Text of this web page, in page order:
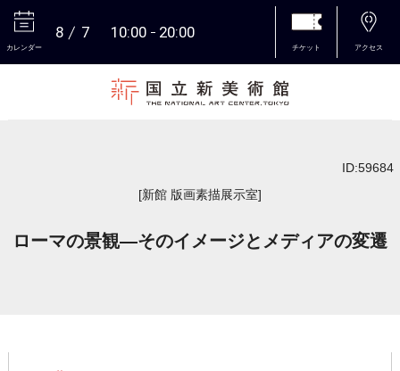
カレンダー
8 7 10:00 20:00
チケット アクセス
ID:59684
[新館 版画素描展示室]
ローマの景観―そのイメージとメディアの変遷